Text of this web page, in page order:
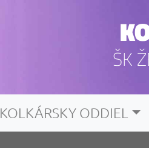
ŠK
KOLKÁRSKY ODDIEL